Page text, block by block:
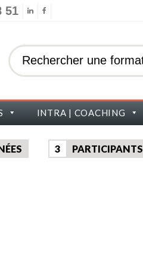
51
INTRA | COACHING
3 PARTICIPANTS